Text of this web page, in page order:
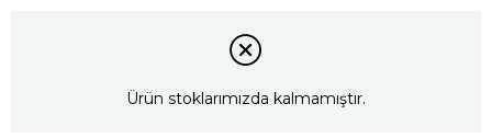
Ürün stoklarımızda kalmamıştır.